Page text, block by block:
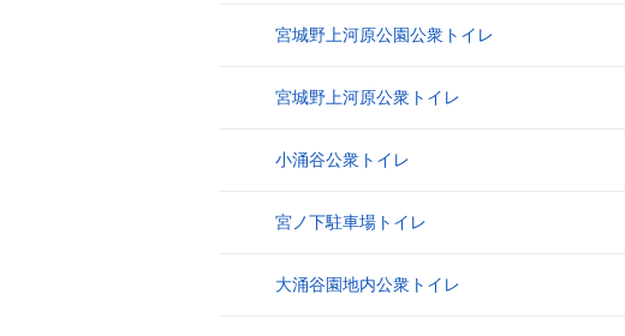
宮城野上河原公園公衆トイレ
宮城野上河原公衆トイレ
小涌谷公衆トイレ
宮ノ下駐車場トイレ
大涌谷園地内公衆トイレ